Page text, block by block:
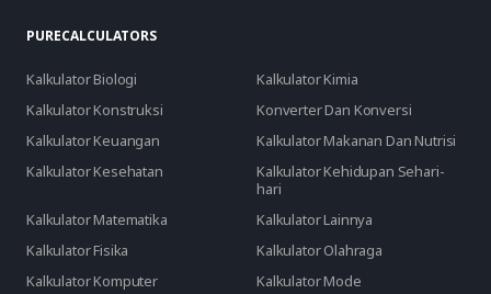
PURECALCULATORS
Kalkulator Biologi
Kalkulator Kimia
Kalkulator Konstruksi
Konverter Dan Konversi
Kalkulator Keuangan
Kalkulator Makanan Dan Nutrisi
Kalkulator Kesehatan
Kalkulator Kehidupan Sehari-
hari
Kalkulator Matematika
Kalkulator Lainnya
Kalkulator Fisika
Kalkulator Olahraga
Kalkulator Komputer
Kalkulator Mode